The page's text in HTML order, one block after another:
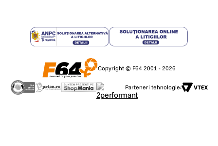
Copyright © F64 2001 - 2026
Parteneri tehnologie: